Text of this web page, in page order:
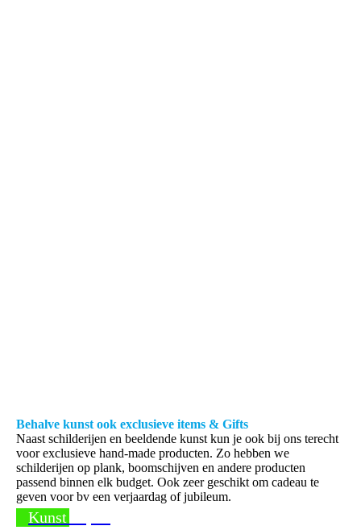
Behalve kunst ook exclusieve items & Gifts
Naast schilderijen en beeldende kunst kun je ook bij ons terecht
voor exclusieve hand-made producten. Zo hebben we
schilderijen op plank, boomschijven en andere producten
passend binnen elk budget. Ook zeer geschikt om cadeau te
geven voor bv een verjaardag of jubileum.
Kunst kopen